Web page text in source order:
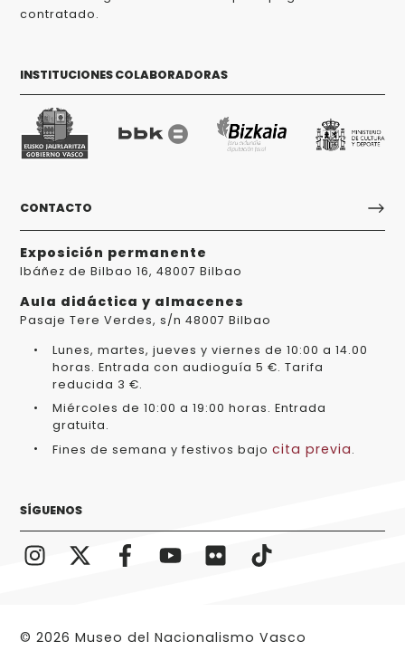
contratado.
INSTITUCIONES COLABORADORAS
CONTACTO
Exposición permanente
Ibáñez de Bilbao 16, 48007 Bilbao
Aula didáctica y almacenes
Pasaje Tere Verdes, s/n 48007 Bilbao
Lunes, martes, jueves y viernes de 10:00 a 14.00
horas. Entrada con audioguía 5 €. Tarifa
reducida 3 €.
Miércoles de 10:00 a 19:00 horas. Entrada
gratuita.
Fines de semana y festivos bajo cita previa.
SÍGUENOS
© 2026 Museo del Nacionalismo Vasco